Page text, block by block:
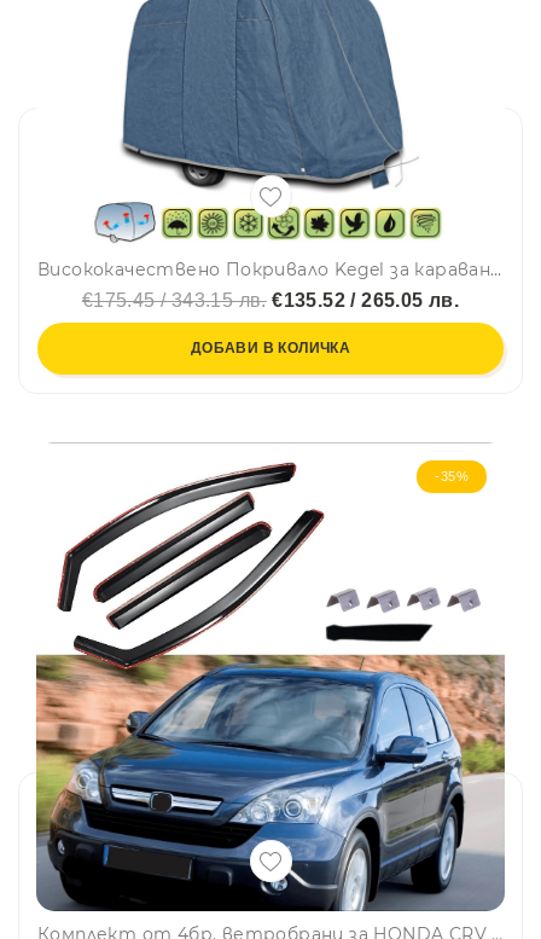
Висококачествено Покривало Kegel за каравана син цвят Серия Mobile N132
€175.45 / 343.15 лв.€135.52 / 265.05 лв.
ДОБАВИ В КОЛИЧКА
-35%